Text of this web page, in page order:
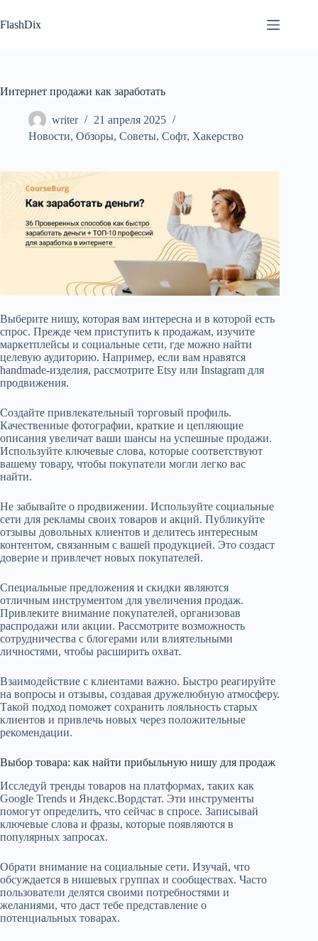
к
сути
FlashDix
Интернет продажи как заработать
writer
21 апреля 2025
Новости, Обзоры, Советы, Софт, Хакерство
Выберите нишу, которая вам интересна и в которой есть
спрос. Прежде чем приступить к продажам, изучите
маркетплейсы и социальные сети, где можно найти
целевую аудиторию. Например, если вам нравятся
handmade-изделия, рассмотрите Etsy или Instagram для
продвижения.
Создайте привлекательный торговый профиль.
Качественные фотографии, краткие и цепляющие
описания увеличат ваши шансы на успешные продажи.
Используйте ключевые слова, которые соответствуют
вашему товару, чтобы покупатели могли легко вас
найти.
Не забывайте о продвижении. Используйте социальные
сети для рекламы своих товаров и акций. Публикуйте
отзывы довольных клиентов и делитесь интересным
контентом, связанным с вашей продукцией. Это создаст
доверие и привлечет новых покупателей.
Специальные предложения и скидки являются
отличным инструментом для увеличения продаж.
Привлеките внимание покупателей, организовав
распродажи или акции. Рассмотрите возможность
сотрудничества с блогерами или влиятельными
личностями, чтобы расширить охват.
Взаимодействие с клиентами важно. Быстро реагируйте
на вопросы и отзывы, создавая дружелюбную атмосферу.
Такой подход поможет сохранить лояльность старых
клиентов и привлечь новых через положительные
рекомендации.
Выбор товара: как найти прибыльную нишу для продаж
Исследуй тренды товаров на платформах, таких как
Google Trends и Яндекс.Вордстат. Эти инструменты
помогут определить, что сейчас в спросе. Записывай
ключевые слова и фразы, которые появляются в
популярных запросах.
Обрати внимание на социальные сети. Изучай, что
обсуждается в нишевых группах и сообществах. Часто
пользователи делятся своими потребностями и
желаниями, что даст тебе представление о
потенциальных товарах.